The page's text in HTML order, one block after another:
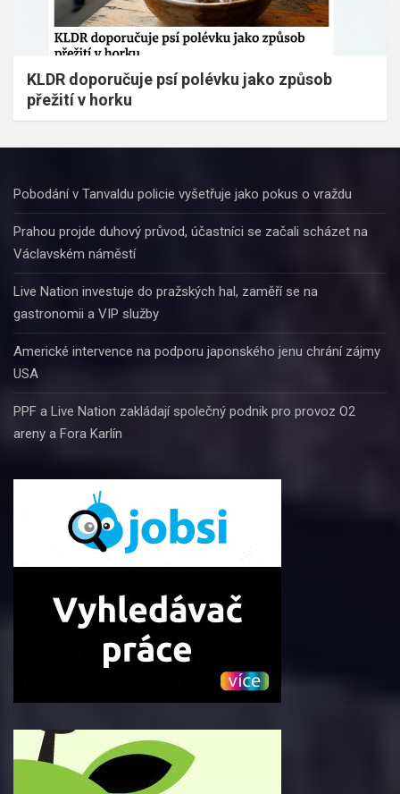
KLDR doporučuje psí polévku jako způsob
přežití v horku
Pobodání v Tanvaldu policie vyšetřuje jako pokus o vraždu
Prahou projde duhový průvod, účastníci se začali scházet na
Václavském náměstí
Live Nation investuje do pražských hal, zaměří se na
gastronomii a VIP služby
Americké intervence na podporu japonského jenu chrání zájmy
USA
PPF a Live Nation zakládají společný podnik pro provoz O2
areny a Fora Karlín